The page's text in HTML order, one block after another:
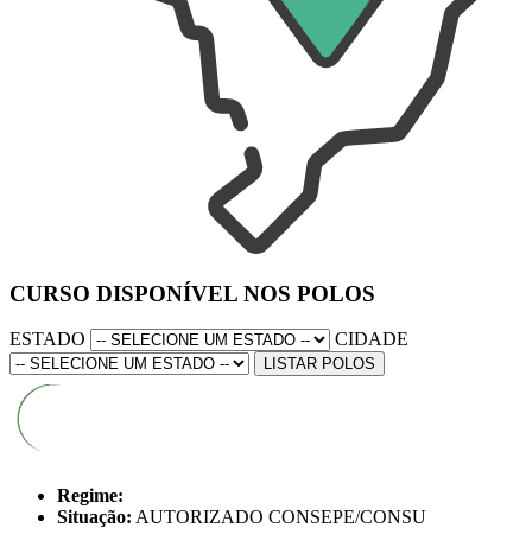
CURSO DISPONÍVEL NOS POLOS
ESTADO CIDADE
LISTAR POLOS
Regime:
Situação: AUTORIZADO CONSEPE/CONSU